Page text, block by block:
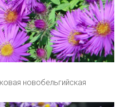
новобельгийская